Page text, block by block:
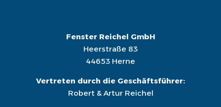
Fenster Reichel GmbH
Heerstraße 83
44653 Herne
Vertreten durch die Geschäftsführer:
Robert & Artur Reichel